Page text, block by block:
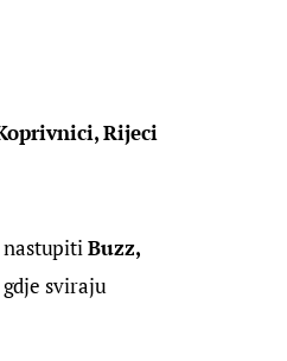
Rijeci
Buzz,
gdje sviraju